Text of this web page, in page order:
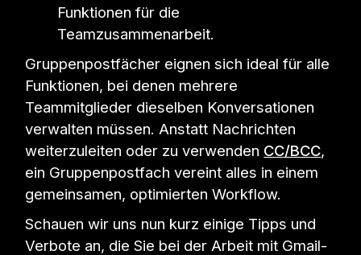
Funktionen für die
Teamzusammenarbeit.
Gruppenpostfächer eignen sich ideal für alle
Funktionen, bei denen mehrere
Teammitglieder dieselben Konversationen
verwalten müssen. Anstatt Nachrichten
weiterzuleiten oder zu verwenden CC/BCC,
ein Gruppenpostfach vereint alles in einem
gemeinsamen, optimierten Workflow.
Schauen wir uns nun kurz einige Tipps und
Verbote an, die Sie bei der Arbeit mit Gmail-